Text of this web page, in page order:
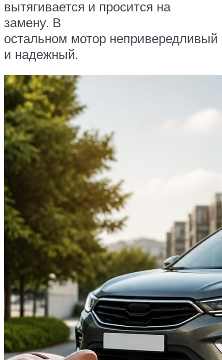
вытягивается и просится на
замену. В
остальном мотор непривередливый
и надежный.